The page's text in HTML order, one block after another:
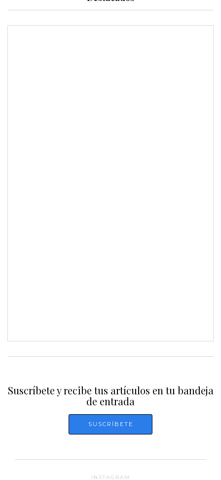
Suscríbete y recibe tus artículos en tu bandeja
de entrada
INSTAGRAM